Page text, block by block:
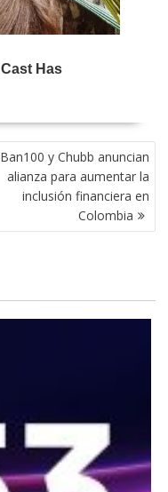
Ban100 y Chubb anuncian
alianza para aumentar la
inclusión financiera en
Colombia